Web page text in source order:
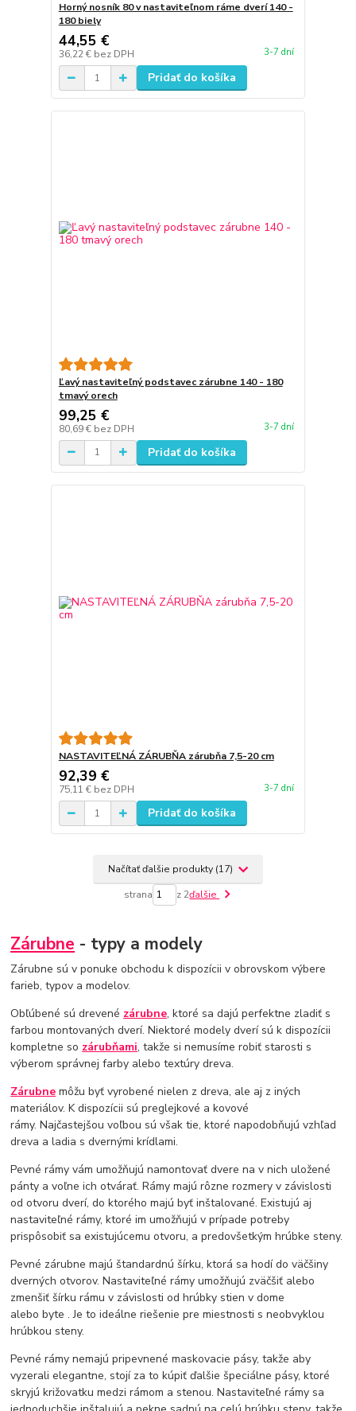
Horný nosník 80 v nastaviteľnom ráme dverí 140 -
180 biely
44,55 €
36,22 € bez DPH 3-7 dní
Pridať do košíka
Ľavý nastaviteľný podstavec zárubne 140 - 180
tmavý orech
99,25 €
80,69 € bez DPH 3-7 dní
Pridať do košíka
NASTAVITEĽNÁ ZÁRUBŇA zárubňa 7,5-20 cm
92,39 €
75,11 € bez DPH 3-7 dní
Pridať do košíka
Načítať ďalšie produkty (17)
strana z 2ďalšie
Zárubne - typy a modely
Zárubne sú v ponuke obchodu k dispozícii v obrovskom výbere
farieb, typov a modelov.
Obľúbené sú drevené zárubne, ktoré sa dajú perfektne zladiť s
farbou montovaných dverí. Niektoré modely dverí sú k dispozícii
kompletne so zárubňami, takže si nemusíme robiť starosti s
výberom správnej farby alebo textúry dreva.
Zárubne môžu byť vyrobené nielen z dreva, ale aj z iných
materiálov. K dispozícii sú preglejkové a kovové
rámy. Najčastejšou voľbou sú však tie, ktoré napodobňujú vzhľad
dreva a ladia s dvernými krídlami.
Pevné rámy vám umožňujú namontovať dvere na v nich uložené
pánty a voľne ich otvárať. Rámy majú rôzne rozmery v závislosti
od otvoru dverí, do ktorého majú byť inštalované. Existujú aj
nastaviteľné rámy, ktoré im umožňujú v prípade potreby
prispôsobiť sa existujúcemu otvoru, a predovšetkým hrúbke steny.
Pevné zárubne majú štandardnú šírku, ktorá sa hodí do väčšiny
dverných otvorov. Nastaviteľné rámy umožňujú zväčšiť alebo
zmenšiť šírku rámu v závislosti od hrúbky stien v dome
alebobyte . Je to ideálne riešenie pre miestnosti s neobvyklou
hrúbkou steny.
Pevné rámy nemajú pripevnené maskovacie pásy, takže aby
vyzerali elegantne, stojí za to kúpiť ďalšie špeciálne pásy, ktoré
skryjú križovatku medzi rámom a stenou. Nastaviteľné rámy sa